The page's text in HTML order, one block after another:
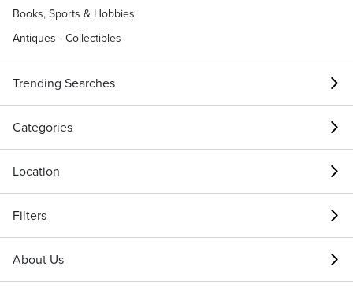
Books, Sports & Hobbies
Antiques - Collectibles
Trending Searches
Categories
Location
Filters
About Us